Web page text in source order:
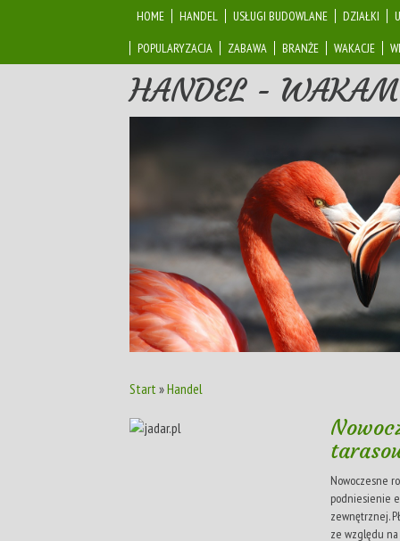
HOME HANDEL USŁUGI BUDOWLANE DZIAŁKI
POPULARYZACJA
ZABAWA BRANŻE WAKACJE
HANDEL -
Start »Handel
Nowoczesne
podniesienie
zewnętrznej.
ze względu na